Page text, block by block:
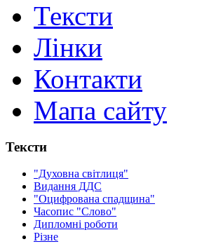
Тексти
Лінки
Контакти
Мапа сайту
Тексти
"Духовна світлиця"
Видання ДДС
"Оцифрована спадщина"
Часопис "Слово"
Дипломні роботи
Різне